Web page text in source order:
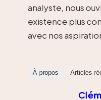
analyste, nous
existence plus
avec nos
À propos Articles